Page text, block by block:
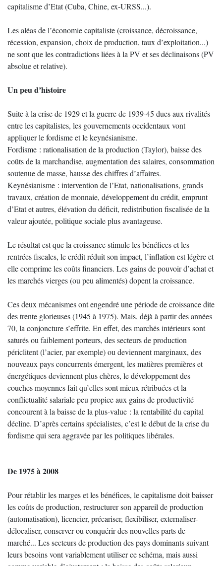
capitalisme d’Etat (Cuba, Chine, ex-URSS...).
Les aléas de l’économie capitaliste (croissance, décroissance,
récession, expansion, choix de production, taux d’exploitation...)
ne sont que les contradictions liées à la PV et ses déclinaisons (PV
absolue et relative).
Un peu d’histoire
Suite à la crise de 1929 et la guerre de 1939-45 dues aux rivalités
entre les capitalistes, les gouvernements occidentaux vont
appliquer le fordisme et le keynésianisme.
Fordisme : rationalisation de la production (Taylor), baisse des
coûts de la marchandise, augmentation des salaires, consommation
soutenue de masse, hausse des chiffres d’affaires.
Keynésianisme : intervention de l’Etat, nationalisations, grands
travaux, création de monnaie, développement du crédit, emprunt
d’Etat et autres, élévation du déficit, redistribution fiscalisée de la
valeur ajoutée, politique sociale plus avantageuse.
Le résultat est que la croissance stimule les bénéfices et les
rentrées fiscales, le crédit réduit son impact, l’inflation est légère et
elle comprime les coûts financiers. Les gains de pouvoir d’achat et
les marchés vierges (ou peu alimentés) dopent la croissance.
Ces deux mécanismes ont engendré une période de croissance dite
des trente glorieuses (1945 à 1975). Mais, déjà à partir des années
70, la conjoncture s’effrite. En effet, des marchés intérieurs sont
saturés ou faiblement porteurs, des secteurs de production
périclitent (l’acier, par exemple) ou deviennent marginaux, des
nouveaux pays concurrents émergent, les matières premières et
énergétiques deviennent plus chères, le développement des
couches moyennes fait qu’elles sont mieux rétribuées et la
conflictualité salariale peu propice aux gains de productivité
concourent à la baisse de la plus-value : la rentabilité du capital
décline. D’après certains spécialistes, c’est le début de la crise du
fordisme qui sera aggravée par les politiques libérales.
De 1975 à 2008
Pour rétablir les marges et les bénéfices, le capitalisme doit baisser
les coûts de production, restructurer son appareil de production
(automatisation), licencier, précariser, flexibiliser, externaliser-
délocaliser, conserver ou conquérir des nouvelles parts de
marché... Les secteurs de production des pays dominants suivant
leurs besoins vont variablement utiliser ce schéma, mais aussi